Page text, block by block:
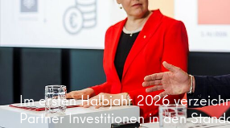
Im ersten Halbjahr 2026
Partner Investitionen in den